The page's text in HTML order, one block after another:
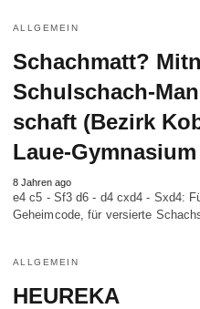
ALLGEMEIN
Schachmatt?
Schulschach-
schaft (Bezirk
Laue-Gymnasium
8 Jahren ago
e4 c5 - Sf3 d6 - d4 cxd4 - Sxd4:
Geheimcode, für versierte
ALLGEMEIN
HEUREKA